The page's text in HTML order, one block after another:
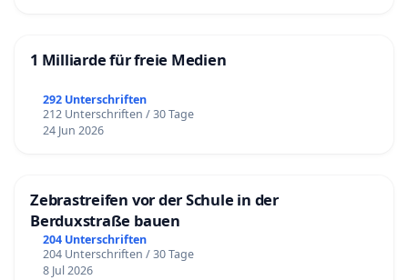
1 Milliarde für freie Medien
292 Unterschriften
212 Unterschriften / 30 Tage
24 Jun 2026
Zebrastreifen vor der Schule in der
Berduxstraße bauen
204 Unterschriften
204 Unterschriften / 30 Tage
8 Jul 2026